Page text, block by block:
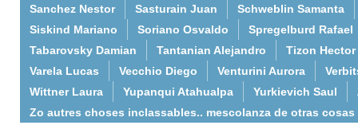
Sanchez Nestor
Sasturain Juan
Schweblin Samanta
Siskind Mariano
Soriano Osvaldo
Spregelburd Rafael
Tabarovsky Damian
Tantanian Alejandro
Tizon Hector
Varela Lucas
Vecchio Diego Venturini Aurora
Wittner Laura
Yupanqui Atahualpa Yurkievich Saul
Zo autres choses inclassables.. mescolanza de otras cosas